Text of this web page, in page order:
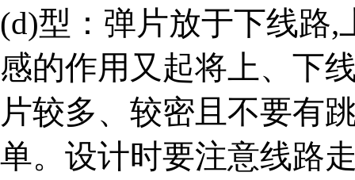
(d)型：弹片放于下线路,
感的作用又起将上、下
片较多、较密且不要有
单。设计时要注意线路